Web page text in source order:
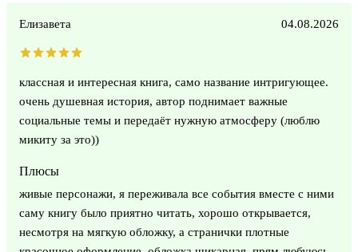
Елизавета 04.08.2026
классная и интересная книга, само название интригующее.
очень душевная история, автор поднимает важные
социальные темы и передаёт нужную атмосферу (люблю
микиту за это))
Плюсы
живые персонажи, я переживала все события вместе с ними
саму книгу было приятно читать, хорошо открывается,
несмотря на мягкую обложку, а странички плотные